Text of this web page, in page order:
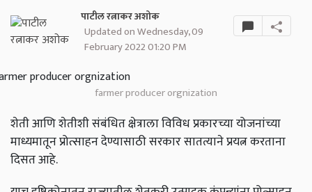
पाटील रत्नाकर अशोक
Updated on Wednesday, 09
February 2022 01:20 PM
farmer producer orgnization
शेती आणि शेतीशी संबंधित क्षेत्राला विविध प्रकारच्या योजनांच्या
माध्यमातून प्रोत्साहन देण्यासाठी सरकार सातत्याने प्रयत्न करताना
दिसत आहे.